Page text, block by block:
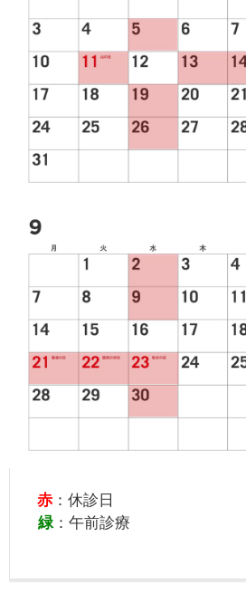
赤 ：休診日
緑：午前診療